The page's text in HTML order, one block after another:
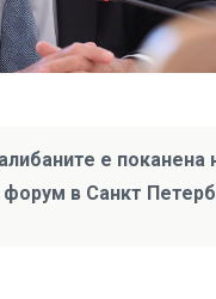
е поканена
в Санкт